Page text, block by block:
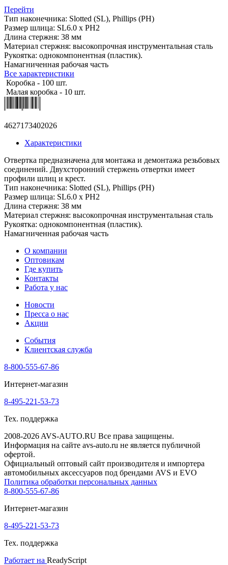
Перейти
Тип наконечника: Slotted (SL), Phillips (PH)
Размер шлица: SL6.0 х PH2
Длина стержня: 38 мм
Материал стержня: высокопрочная инструментальная сталь
Рукоятка: однокомпонентная (пластик).
Намагниченная рабочая часть
Все характеристики
Коробка - 100 шт.
Малая коробка - 10 шт.
4627173402026
Характеристики
Отвертка предназначена для монтажа и демонтажа резьбовых
соединений. Двухсторонний стержень отвертки имеет
профили шлиц и крест.
Тип наконечника: Slotted (SL), Phillips (PH)
Размер шлица: SL6.0 х PH2
Длина стержня: 38 мм
Материал стержня: высокопрочная инструментальная сталь
Рукоятка: однокомпонентная (пластик).
Намагниченная рабочая часть
О компании
Оптовикам
Где купить
Контакты
Работа у нас
Новости
Пресса о нас
Акции
События
Клиентская служба
8-800-555-67-86
Интернет-магазин
8-495-221-53-73
Тех. поддержка
2008-2026 AVS-AUTO.RU Все права защищены.
Информация на сайте avs-auto.ru не является публичной
офертой.
Официальный оптовый сайт производителя и импортера
автомобильных аксессуаров под брендами AVS и EVO
Политика обработки персональных данных
8-800-555-67-86
Интернет-магазин
8-495-221-53-73
Тех. поддержка
Работает на ReadyScript